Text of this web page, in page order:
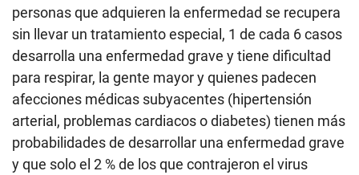
personas que adquieren la enfermedad se recupera
sin llevar un tratamiento especial, 1 de cada 6 casos
desarrolla una enfermedad grave y tiene dificultad
para respirar, la gente mayor y quienes padecen
afecciones médicas subyacentes (hipertensión
arterial, problemas cardiacos o diabetes) tienen más
probabilidades de desarrollar una enfermedad grave
y que solo el 2 % de los que contrajeron el virus